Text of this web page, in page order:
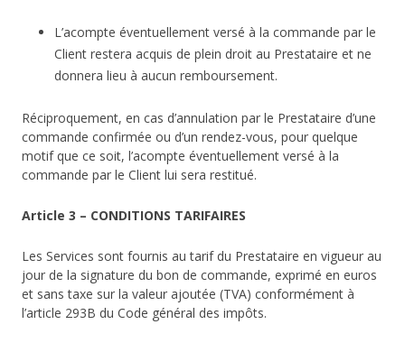
L’acompte éventuellement versé à la commande par le
Client restera acquis de plein droit au Prestataire et ne
donnera lieu à aucun remboursement.
Réciproquement, en cas d’annulation par le Prestataire d’une
commande confirmée ou d’un rendez-vous, pour quelque
motif que ce soit, l’acompte éventuellement versé à la
commande par le Client lui sera restitué.
Article 3 – CONDITIONS TARIFAIRES
Les Services sont fournis au tarif du Prestataire en vigueur au
jour de la signature du bon de commande, exprimé en euros
et sans taxe sur la valeur ajoutée (TVA) conformément à
l’article 293B du Code général des impôts.